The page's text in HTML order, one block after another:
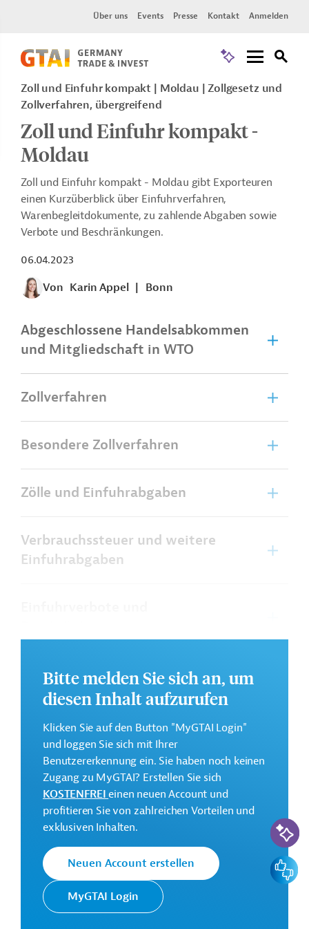
Über uns Events Presse Kontakt Anmelden
Zoll und Einfuhr kompakt Moldau
Zollgesetz und
Zollverfahren, übergreifend
Zoll und Einfuhr kompakt -
Moldau
Zoll und Einfuhr kompakt - Moldau gibt Exporteuren
einen Kurzüberblick über Einfuhrverfahren,
Warenbegleitdokumente, zu zahlende Abgaben sowie
Verbote und Beschränkungen.
06.04.2023
Von Karin Appel Bonn
Abgeschlossene Handelsabkommen
und Mitgliedschaft in WTO
Zollverfahren
Besondere Zollverfahren
Zölle und Einfuhrabgaben
Verbrauchssteuer und weitere
Einfuhrabgaben
Marktzugangsvoraussetzungen
Sanitär-epidemiologische-,
Veterinär- und
Phytosanitärkontrolle
Freie Wirtschaftszonen
Ausfuhr aus der EU
Bitte melden Sie sich an, um
diesen Inhalt aufzurufen
Klicken Sie auf den Button "MyGTAI Login"
und loggen Sie sich mit Ihrer
Benutzererkennung ein. Sie haben noch keinen
Zugang zu MyGTAI? Erstellen Sie sich
KOSTENFREIeinen neuen Account und
profitieren Sie von zahlreichen Vorteilen und
exklusiven Inhalten.
Neuen Account erstellen
MyGTAI Login
KI-